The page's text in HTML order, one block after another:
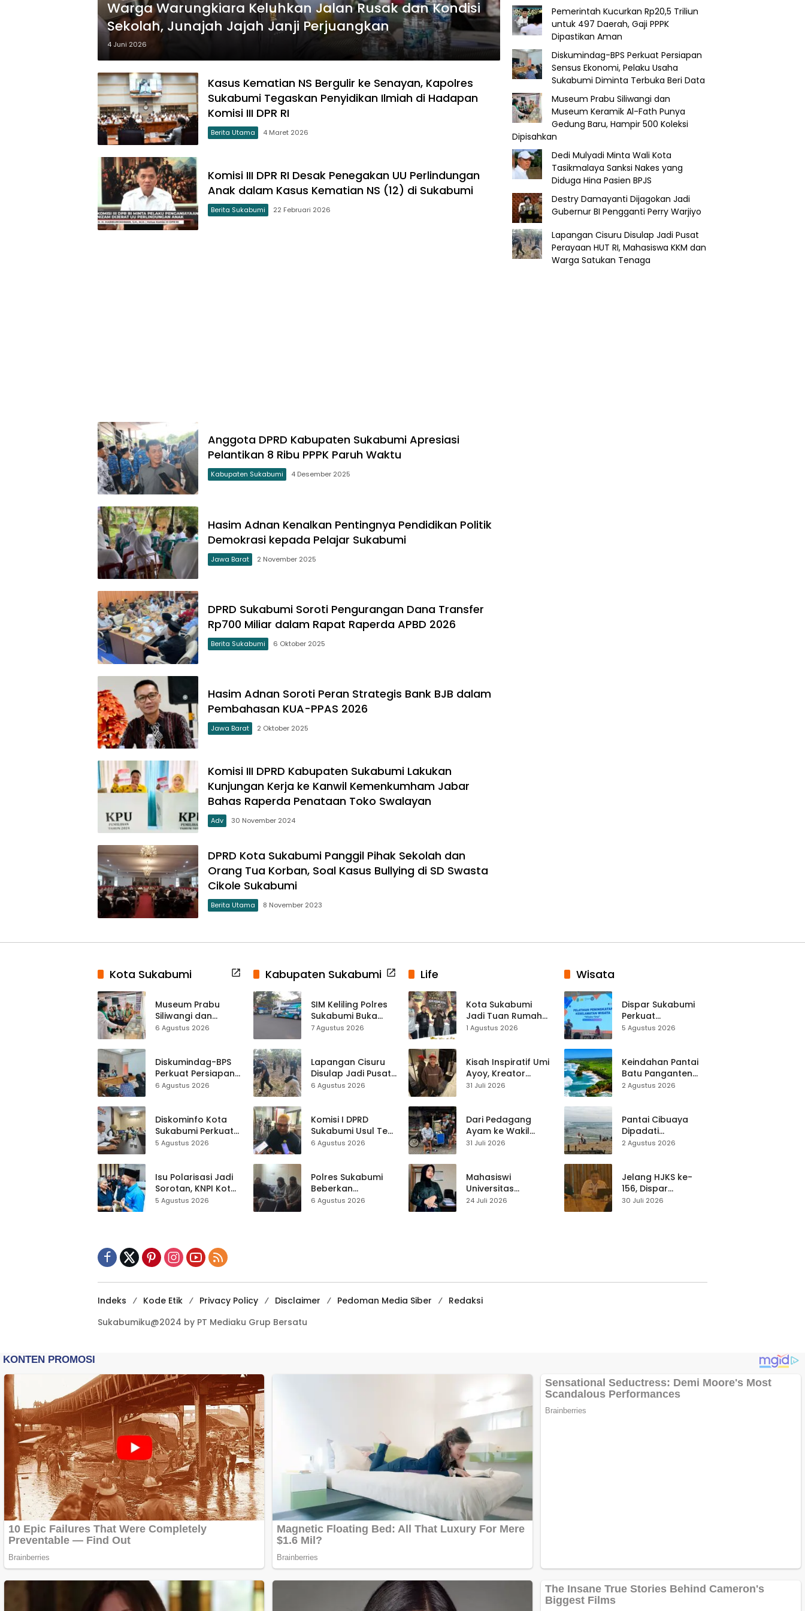
Warga Warungkiara Keluhkan Jalan Rusak dan Kondisi
Sekolah, Junajah Jajah Janji Perjuangkan
4 Juni 2026
Kasus Kematian NS Bergulir ke Senayan, Kapolres
Sukabumi Tegaskan Penyidikan Ilmiah di Hadapan
Komisi III DPR RI
Berita Utama 4 Maret 2026
Komisi III DPR RI Desak Penegakan UU Perlindungan
Anak dalam Kasus Kematian NS (12) di Sukabumi
Berita Sukabumi 22 Februari 2026
Anggota DPRD Kabupaten Sukabumi Apresiasi
Pelantikan 8 Ribu PPPK Paruh Waktu
Kabupaten Sukabumi 4 Desember 2025
Hasim Adnan Kenalkan Pentingnya Pendidikan Politik
Demokrasi kepada Pelajar Sukabumi
Jawa Barat 2 November 2025
DPRD Sukabumi Soroti Pengurangan Dana Transfer
Rp700 Miliar dalam Rapat Raperda APBD 2026
Berita Sukabumi 6 Oktober 2025
Hasim Adnan Soroti Peran Strategis Bank BJB dalam
Pembahasan KUA-PPAS 2026
Jawa Barat 2 Oktober 2025
Komisi III DPRD Kabupaten Sukabumi Lakukan
Kunjungan Kerja ke Kanwil Kemenkumham Jabar
Bahas Raperda Penataan Toko Swalayan
Adv 30 November 2024
DPRD Kota Sukabumi Panggil Pihak Sekolah dan
Orang Tua Korban, Soal Kasus Bullying di SD Swasta
Cikole Sukabumi
Berita Utama 8 November 2023
Pemerintah Kucurkan Rp20,5 Triliun
untuk 497 Daerah, Gaji PPPK
Dipastikan Aman
Diskumindag-BPS Perkuat Persiapan
Sensus Ekonomi, Pelaku Usaha
Sukabumi Diminta Terbuka Beri Data
Museum Prabu Siliwangi dan
Museum Keramik Al-Fath Punya
Gedung Baru, Hampir 500 Koleksi
Dipisahkan
Dedi Mulyadi Minta Wali Kota
Tasikmalaya Sanksi Nakes yang
Diduga Hina Pasien BPJS
Destry Damayanti Dijagokan Jadi
Gubernur BI Pengganti Perry Warjiyo
Lapangan Cisuru Disulap Jadi Pusat
Perayaan HUT RI, Mahasiswa KKM dan
Warga Satukan Tenaga
Kota Sukabumi
Museum Prabu
Siliwangi dan
Museum Keramik
Hampir 500 Koleksi
Dipisahkan
6 Agustus 2026
Diskumindag-BPS
Perkuat Persiapan
Sensus Ekonomi,
Terbuka Beri Data
6 Agustus 2026
Diskominfo Kota
Sukabumi Perkuat
Satu Data
Kewilayahan
Dikebut
5 Agustus 2026
Isu Polarisasi Jadi
Sorotan, KNPI Kota
Sukabumi Ajak
5 Agustus 2026
Kabupaten Sukabumi
SIM Keliling Polres
Sukabumi Buka
Layanan di
2026
7 Agustus 2026
Lapangan Cisuru
Disulap Jadi Pusat
Perayaan HUT RI,
Satukan Tenaga
6 Agustus 2026
Komisi I DPRD
Sukabumi Usul Tes
Rambut Jadi
2027
6 Agustus 2026
Polres Sukabumi
Beberkan
Kronologi
6 Agustus 2026
Life
Kota Sukabumi
Jadi Tuan Rumah
Kontes Batu Akik
1 Agustus 2026
Kisah Inspiratif Umi
Ayoy, Kreator
TikTok Asal
Live Streaming
31 Juli 2026
Dari Pedagang
Ayam ke Wakil
Ketua DPRD, H.
Pasar Cisaat
31 Juli 2026
Mahasiswi
Universitas
Muhammadiyah
24 Juli 2026
Wisata
Dispar Sukabumi
Perkuat
Keselamatan
Mitigasi hingga
Teknik Evakuasi
5 Agustus 2026
Keindahan Pantai
Batu Panganten
Mulai Dilirik
2 Agustus 2026
Pantai Cibuaya
Dipadati
Wisatawan,
Waspada
2 Agustus 2026
Jelang HJKS ke-
156, Dispar
Kabupaten
30 Juli 2026
Indeks Kode Etik Privacy Policy Disclaimer Pedoman Media Siber
Redaksi
Sukabumiku@2024 by PT Mediaku Grup Bersatu